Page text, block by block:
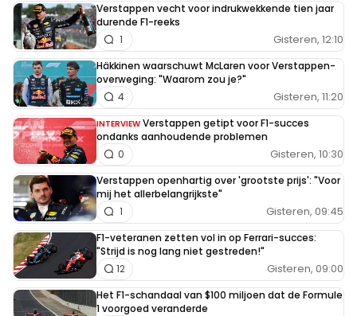
Verstappen vecht voor indrukwekkende tien jaar
durende F1-reeks
Gisteren, 12:10
1
Häkkinen waarschuwt McLaren voor Verstappen-
overweging: "Waarom zou je?"
Gisteren, 11:20
4
INTERVIEW Verstappen getipt voor F1-succes
ondanks aanhoudende problemen
Gisteren, 10:30
0
Verstappen openhartig over 'grootste prijs': "Voor
mij het allerbelangrijkste"
Gisteren, 09:45
1
F1-veteranen zetten vol in op Ferrari-succes:
"Strijd is nog lang niet gestreden!"
Gisteren, 09:00
12
Het F1-schandaal van $100 miljoen dat de Formule
1 voorgoed veranderde